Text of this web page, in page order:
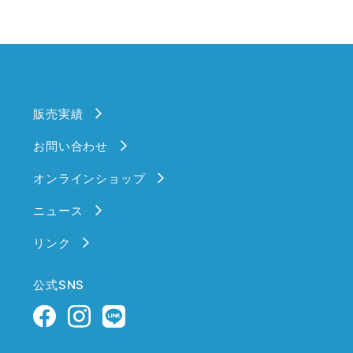
販売実績
お問い合わせ
オンラインショップ
ニュース
リンク
公式SNS